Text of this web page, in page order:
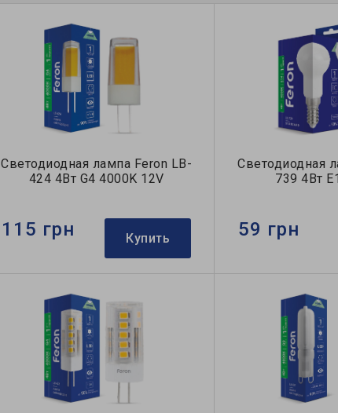
Светодиодная лампа Feron LB-
424 4Вт G4 4000K 12V
115 грн Купить
Светодиодная
739 4Вт
59 грн